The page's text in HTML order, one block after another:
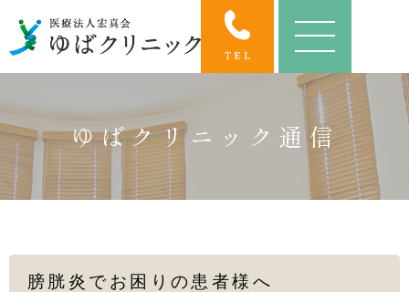
ゆばクリニック通信
膀胱炎でお困りの患者様へ